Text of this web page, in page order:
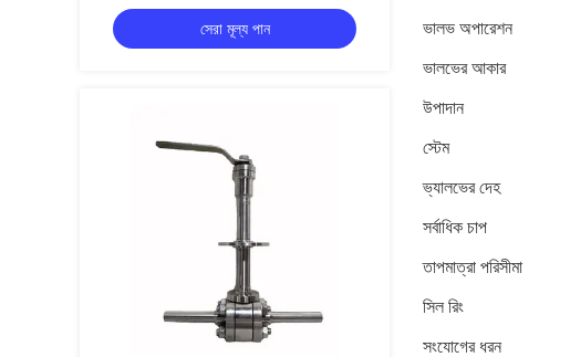
সেরা মূল্য পান ভালভ অপারেশন
ভালভের আকার
উপাদান
স্টেম
ভ্যালভের দেহ
সর্বাধিক চাপ
তাপমাত্রা পরিসীমা
সিল রিং
সংযোগের ধরন